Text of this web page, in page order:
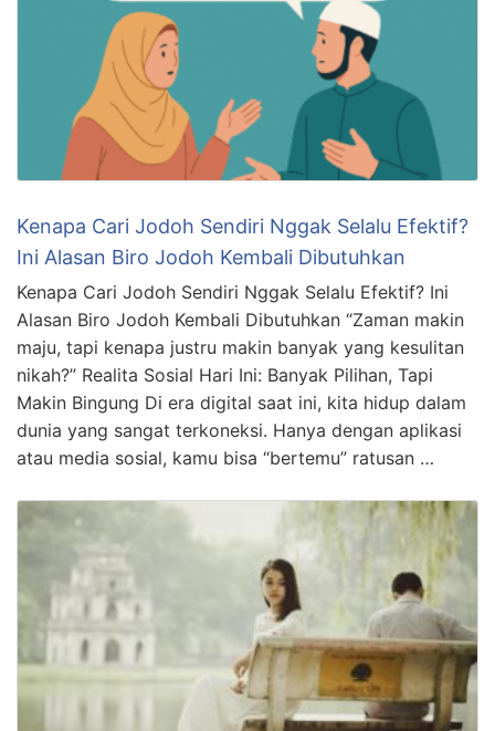
Kenapa Cari Jodoh Sendiri Nggak Selalu Efektif?
Ini Alasan Biro Jodoh Kembali Dibutuhkan
Kenapa Cari Jodoh Sendiri Nggak Selalu Efektif? Ini
Alasan Biro Jodoh Kembali Dibutuhkan “Zaman makin
maju, tapi kenapa justru makin banyak yang kesulitan
nikah?” Realita Sosial Hari Ini: Banyak Pilihan, Tapi
Makin Bingung Di era digital saat ini, kita hidup dalam
dunia yang sangat terkoneksi. Hanya dengan aplikasi
atau media sosial, kamu bisa “bertemu” ratusan …